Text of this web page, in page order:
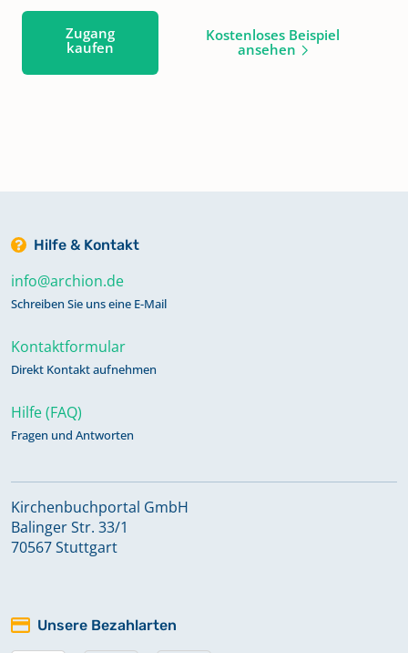
Zugang
kaufen
Kostenloses Beispiel
ansehen
Hilfe & Kontakt
info@archion.de
Schreiben Sie uns eine E-Mail
Kontaktformular
Direkt Kontakt aufnehmen
Hilfe (FAQ)
Fragen und Antworten
Kirchenbuchportal GmbH
Balinger Str. 33/1
70567 Stuttgart
Unsere Bezahlarten